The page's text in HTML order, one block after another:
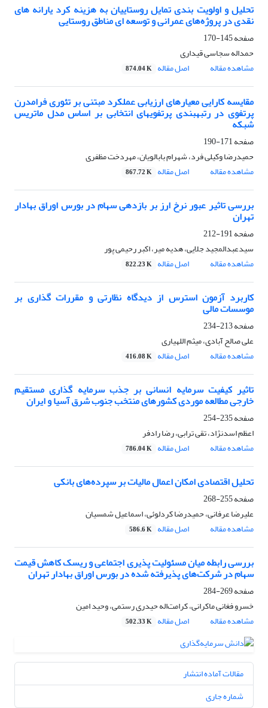
تحلیل و اولویت بندی تمایل روستاییان به هزینه کرد یارانه های
نقدی در پروژه‌های عمرانی و توسعه ای مناطق روستایی
صفحه145-170
حمداله سجاسی قیداری
مشاهده مقاله
اصل مقاله 874.04 K
مقایسه کارایی معیارهای ارزیابی عملکرد مبتنی بر تئوری فرامدرن
پرتفوی در رتبه‏بندی پرتفوی‏های انتخابی بر اساس مدل ماتریس
شبکه
صفحه171-190
حمیدرضا وکیلی فرد، شهرام بابالویان، مهردخت مظفری
مشاهده مقاله
اصل مقاله 867.72 K
بررسی تاثیر عبور نرخ ارز بر بازدهی سهام در بورس اوراق بهادار
تهران
صفحه191-212
سیدعبدالمجید جلایی، هدیه میر، اکبر رحیمی پور
مشاهده مقاله
اصل مقاله 822.23 K
کاربرد آزمون استرس از دیدگاه نظارتی و مقررات گذاری بر
موسسات مالی
صفحه213-234
علی صالح آبادی، میثم اللهیاری
مشاهده مقاله
اصل مقاله 416.08 K
تاثیر کیفیت سرمایه انسانی بر جذب سرمایه گذاری مستقیم
خارجی مطالعه موردی کشورهای منتخب جنوب شرق آسیا و ایران
صفحه235-254
اعظم اسدنژاد، تقی ترابی، رضا رادفر
مشاهده مقاله
اصل مقاله 786.04 K
تحلیل اقتصادی امکان اعمال مالیات بر سپرده‌های بانکی
صفحه255-268
علیرضا عرفانی، حمیدرضا کردلوئی، اسماعیل شمسیان
مشاهده مقاله
اصل مقاله 586.6 K
بررسی رابطه میان مسئولیت پذیری اجتماعی و ریسک کاهش قیمت
سهام در شرکت‌های پذیرفته شده در بورس اوراق بهادار تهران
صفحه269-284
خسرو فغانی ماکرانی، کرامت‌اله حیدری رستمی، وحید امین
مشاهده مقاله
اصل مقاله 502.33 K
مقالات آماده انتشار
شماره جاری